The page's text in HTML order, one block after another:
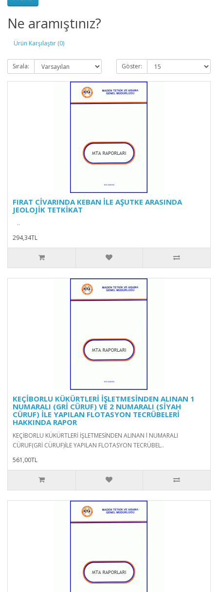
Ne aramıştınız?
Ürün Karşılaştır (0)
Sırala: Göster:
FIRAT CİVARINDA KEBAN İLE AŞUTKE ARASINDA
JEOLOJİK TETKİKAT
..
294,34TL
KEÇİBORLU KÜKÜRTLERİ İŞLETMESİNDEN ALINAN 1
NUMARALI (GRİ CÜRUF) VE 2 NUMARALI (SİYAH
CÜRUF) İLE YAPILAN FLOTASYON TECRÜBELERİ
HAKKINDA RAPOR
KEÇİBORLU KÜKÜRTLERİ İŞLETMESİNDEN ALINAN l NUMARALI
CÜRUF(GRİ CÜRUF)İLE YAPILAN FLOTASYON TECRÜBEL..
561,00TL